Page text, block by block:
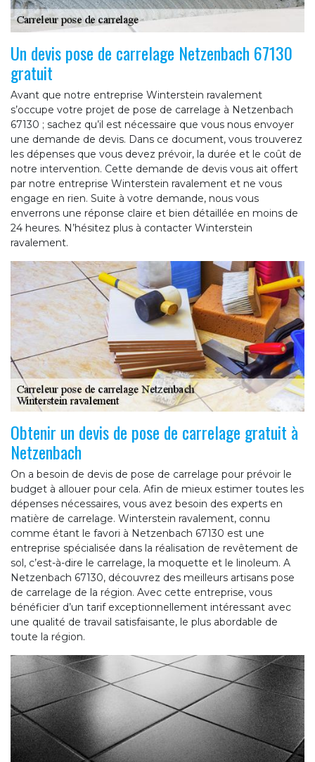
Un devis pose de carrelage Netzenbach 67130
gratuit
Avant que notre entreprise Winterstein ravalement
s’occupe votre projet de pose de carrelage à Netzenbach
67130 ; sachez qu’il est nécessaire que vous nous envoyer
une demande de devis. Dans ce document, vous trouverez
les dépenses que vous devez prévoir, la durée et le coût de
notre intervention. Cette demande de devis vous ait offert
par notre entreprise Winterstein ravalement et ne vous
engage en rien. Suite à votre demande, nous vous
enverrons une réponse claire et bien détaillée en moins de
24 heures. N’hésitez plus à contacter Winterstein
ravalement.
Obtenir un devis de pose de carrelage gratuit à
Netzenbach
On a besoin de devis de pose de carrelage pour prévoir le
budget à allouer pour cela. Afin de mieux estimer toutes les
dépenses nécessaires, vous avez besoin des experts en
matière de carrelage. Winterstein ravalement, connu
comme étant le favori à Netzenbach 67130 est une
entreprise spécialisée dans la réalisation de revêtement de
sol, c’est-à-dire le carrelage, la moquette et le linoleum. A
Netzenbach 67130, découvrez des meilleurs artisans pose
de carrelage de la région. Avec cette entreprise, vous
bénéficier d’un tarif exceptionnellement intéressant avec
une qualité de travail satisfaisante, le plus abordable de
toute la région.